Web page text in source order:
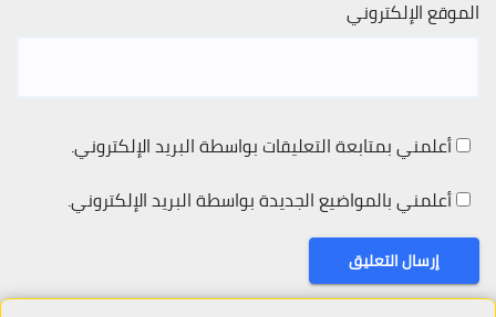
الموقع الإلكتروني
أعلمني بمتابعة التعليقات بواسطة البريد الإلكتروني.
أعلمني بالمواضيع الجديدة بواسطة البريد الإلكتروني.